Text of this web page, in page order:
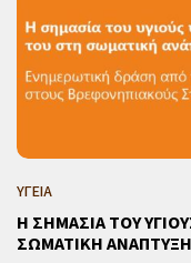
ΥΓΕΙΑ
Η ΣΗΜΑΣΙΑ ΤΟΥ
ΣΩΜΑΤΙΚΗ